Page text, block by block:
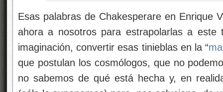
Esas palabras de Chakesperare en Enrique
ahora a nosotros para estrapolarlas a este
imaginación, convertir esas tinieblas en la “
que postulan los cosmólogos, que no
no sabemos de qué está hecha y, en